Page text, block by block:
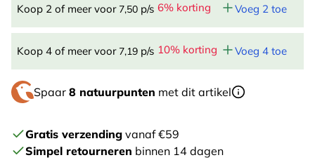
Koop 2 of meer voor 7,50 p/s 6% korting Voeg 2 toe
Koop 4 of meer voor 7,19 p/s 10% korting Voeg 4 toe
Spaar 8 natuurpunten met dit artikel
Gratis verzending vanaf €59
Simpel retourneren binnen 14 dagen